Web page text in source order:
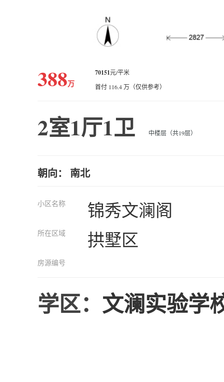
388万
70151元/平米
首付 116.4 万（仅供参考）
2室1厅1卫 中楼层（共19层）
朝向： 南北
小区名称 锦秀文澜阁
所在区域 拱墅区
房源编号
学区： 文澜实验学